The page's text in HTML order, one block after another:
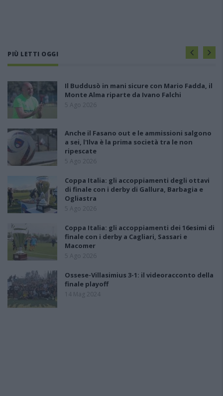
PIÙ LETTI OGGI
Il Buddusò in mani sicure con Mario Fadda, il
Monte Alma riparte da Ivano Falchi
5 Ago 2026
Anche il Fasano out e le ammissioni salgono
a sei, l'Ilva è la prima società tra le non
ripescate
5 Ago 2026
Coppa Italia: gli accoppiamenti degli ottavi
di finale con i derby di Gallura, Barbagia e
Ogliastra
5 Ago 2026
Coppa Italia: gli accoppiamenti dei 16esimi di
finale con i derby a Cagliari, Sassari e
Macomer
5 Ago 2026
Ossese-Villasimius 3-1: il videoracconto della
finale playoff
14 Mag 2024